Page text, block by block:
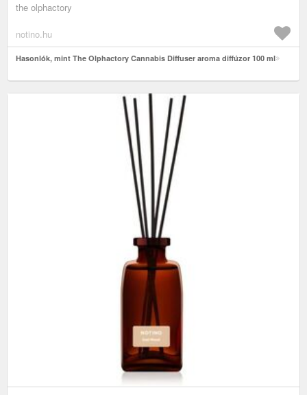
the olphactory
notino.hu
Hasonlók, mint The Olphactory Cannabis Diffuser aroma diffúzor 100 ml